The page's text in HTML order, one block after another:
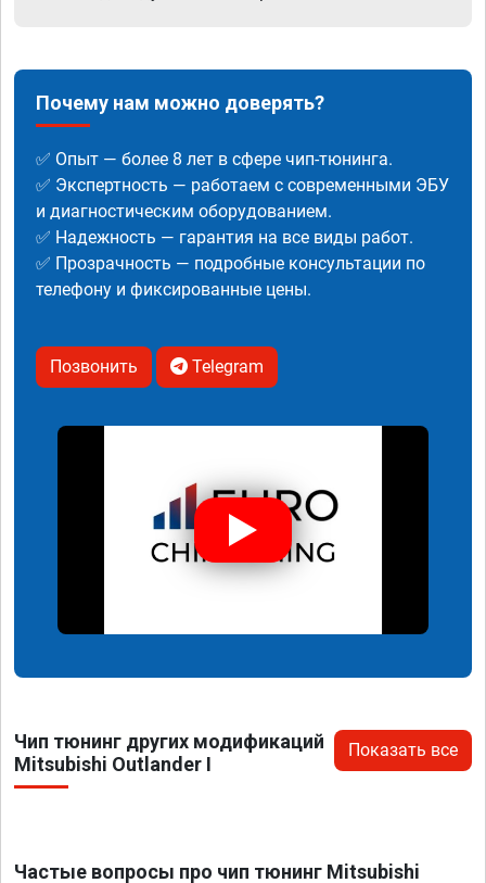
Почему нам можно доверять?
✅ Опыт — более 8 лет в сфере чип-тюнинга.
✅ Экспертность — работаем с современными ЭБУ
и диагностическим оборудованием.
✅ Надежность — гарантия на все виды работ.
✅ Прозрачность — подробные консультации по
телефону и фиксированные цены.
Позвонить Telegram
Чип тюнинг других модификаций
Mitsubishi Outlander I
Показать все
Частые вопросы про чип тюнинг Mitsubishi